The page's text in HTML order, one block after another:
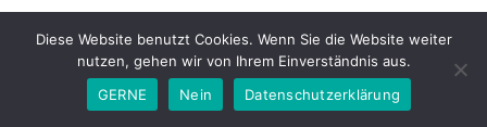
Diese Website benutzt Cookies. Wenn Sie die Website weiter
nutzen, gehen wir von Ihrem Einverständnis aus.
GERNE
Nein Datenschutzerklärung